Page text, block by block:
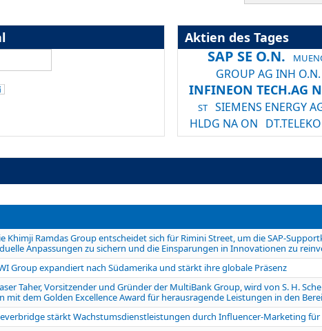
Aktien des Tages
SAP SE O.N.
GROUP AG INH O.N.
INFINEON TECH.AG
ST
SIEMENS ENERGY
HLDG NA ON
ALLIANZ SE NA
Khimji Ramdas Group entscheidet sich für Rimini Street, um die SAP-
Anpassungen zu sichern und die Einsparungen in Innovationen zu
Group expandiert nach Südamerika und stärkt ihre globale Präsenz
Taher, Vorsitzender und Gründer der MultiBank Group, wird von S. H.
mit dem Golden Excellence Award für herausragende Leistungen in den
stärkt Wachstumsdienstleistungen durch Influencer-Marketing